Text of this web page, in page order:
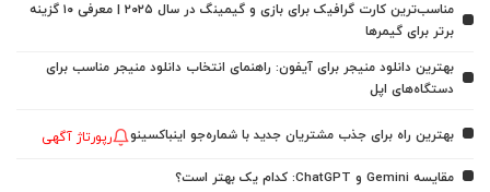
مناسب‌ترین کارت گرافیک برای بازی و گیمینگ در سال ۲۰۲۵ | معرفی ۱۰ گزینه
برتر برای گیمرها
بهترین دانلود منیجر برای آیفون: راهنمای انتخاب دانلود منیجر مناسب برای
دستگاه‌های اپل
بهترین راه برای جذب مشتریان جدید با شماره‌جو اینباکسینو رپورتاژ آگهی
مقایسه Gemini و ChatGPT: کدام یک بهتر است؟